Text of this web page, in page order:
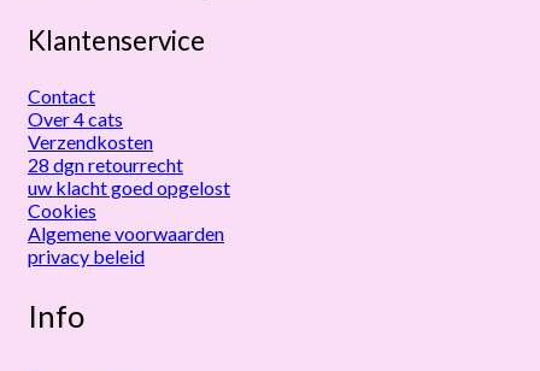
Klantenservice
Contact
Over 4 cats
Verzendkosten
28 dgn retourrecht
uw klacht goed opgelost
Cookies
Algemene voorwaarden
privacy beleid
Info